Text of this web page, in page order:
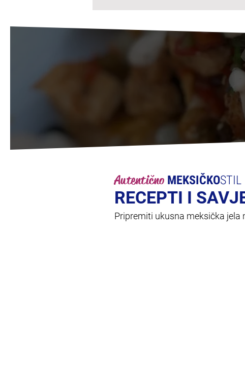
RECEPTI I
Autentično MEKSIČKOSTIL
Pripremiti ukusna meksička jela